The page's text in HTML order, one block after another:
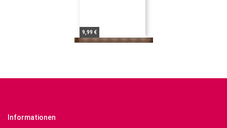
9,99 €
Informationen